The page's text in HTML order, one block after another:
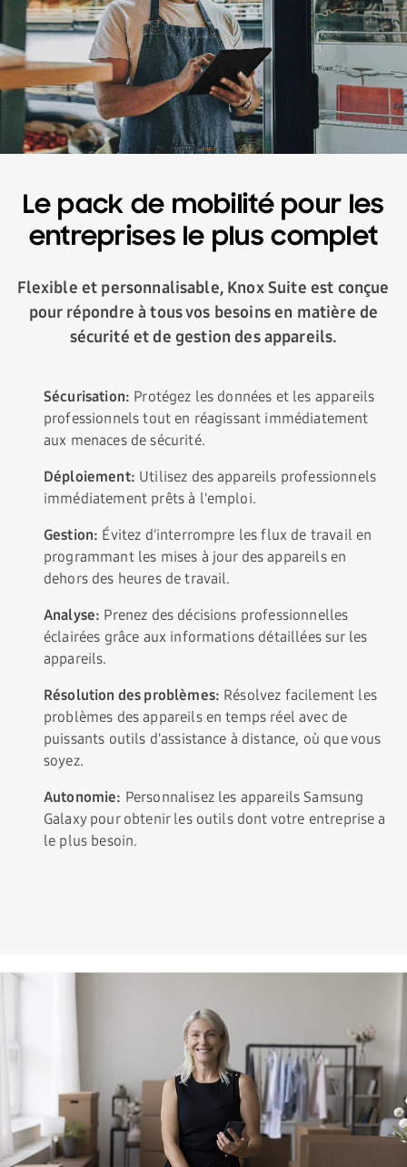
Le pack de mobilité pour les
entreprises le plus complet
Flexible et personnalisable, Knox Suite est conçue
pour répondre à tous vos besoins en matière de
sécurité et de gestion des appareils.
Sécurisation: Protégez les données et les appareils
professionnels tout en réagissant immédiatement
aux menaces de sécurité.
Déploiement: Utilisez des appareils professionnels
immédiatement prêts à l'emploi.
Gestion: Évitez d'interrompre les flux de travail en
programmant les mises à jour des appareils en
dehors des heures de travail.
Analyse: Prenez des décisions professionnelles
éclairées grâce aux informations détaillées sur les
appareils.
Résolution des problèmes: Résolvez facilement les
problèmes des appareils en temps réel avec de
puissants outils d'assistance à distance, où que vous
soyez.
Autonomie: Personnalisez les appareils Samsung
Galaxy pour obtenir les outils dont votre entreprise a
le plus besoin.